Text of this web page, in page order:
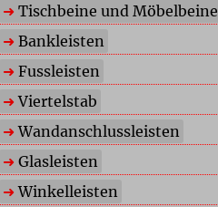
Tischbeine und Möbelbeine
Bankleisten
Fussleisten
Viertelstab
Wandanschlussleisten
Glasleisten
Winkelleisten